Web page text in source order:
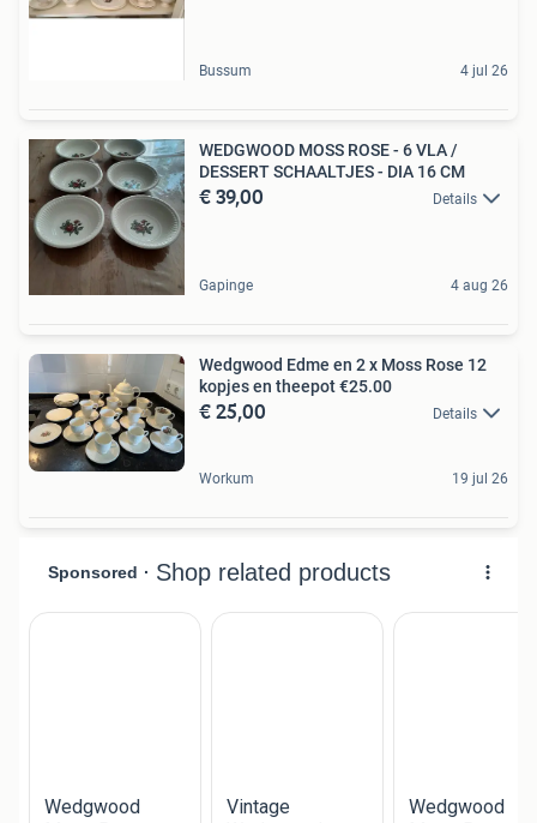
Bussum 4 jul 26
WEDGWOOD MOSS ROSE - 6 VLA /
DESSERT SCHAALTJES - DIA 16 CM
€ 39,00 Details
Gapinge 4 aug 26
Wedgwood Edme en 2 x Moss Rose 12
kopjes en theepot €25.00
€ 25,00 Details
Workum 19 jul 26